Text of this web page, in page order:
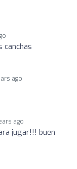
canchas
ago
ago
jugar!!! buen